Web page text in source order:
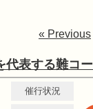
« Previous
表する難コ
催行状況